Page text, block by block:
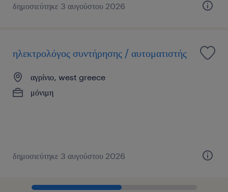
δημοσιεύτηκε 3 αυγούστου 2026
ηλεκτρολόγος συντήρησης / αυτοματιστής
αγρίνιο, west greece
μόνιμη
δημοσιεύτηκε 3 αυγούστου 2026